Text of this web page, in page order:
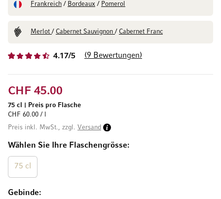
4.17/5 9 Bewertungen
Frankreich / Bordeaux / Pomerol
Merlot/ Cabernet Sauvignon/ Cabernet Franc
Wählen Sie Ihre Flaschengrösse
75 cl
Gebinde
CHF 45.00
75 cl
Preis pro Flasche
CHF 60.00 / l
Preis inkl. MwSt., zzgl. Versand